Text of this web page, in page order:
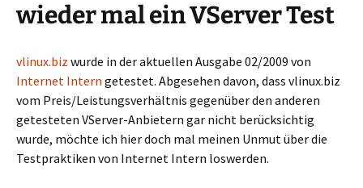
wieder mal ein VServer Test
vlinux.biz wurde in der aktuellen Ausgabe 02/2009 von
Internet Intern getestet. Abgesehen davon, dass vlinux.biz
vom Preis/Leistungsverhältnis gegenüber den anderen
getesteten VServer-Anbietern gar nicht berücksichtig
wurde, möchte ich hier doch mal meinen Unmut über die
Testpraktiken von Internet Intern loswerden.